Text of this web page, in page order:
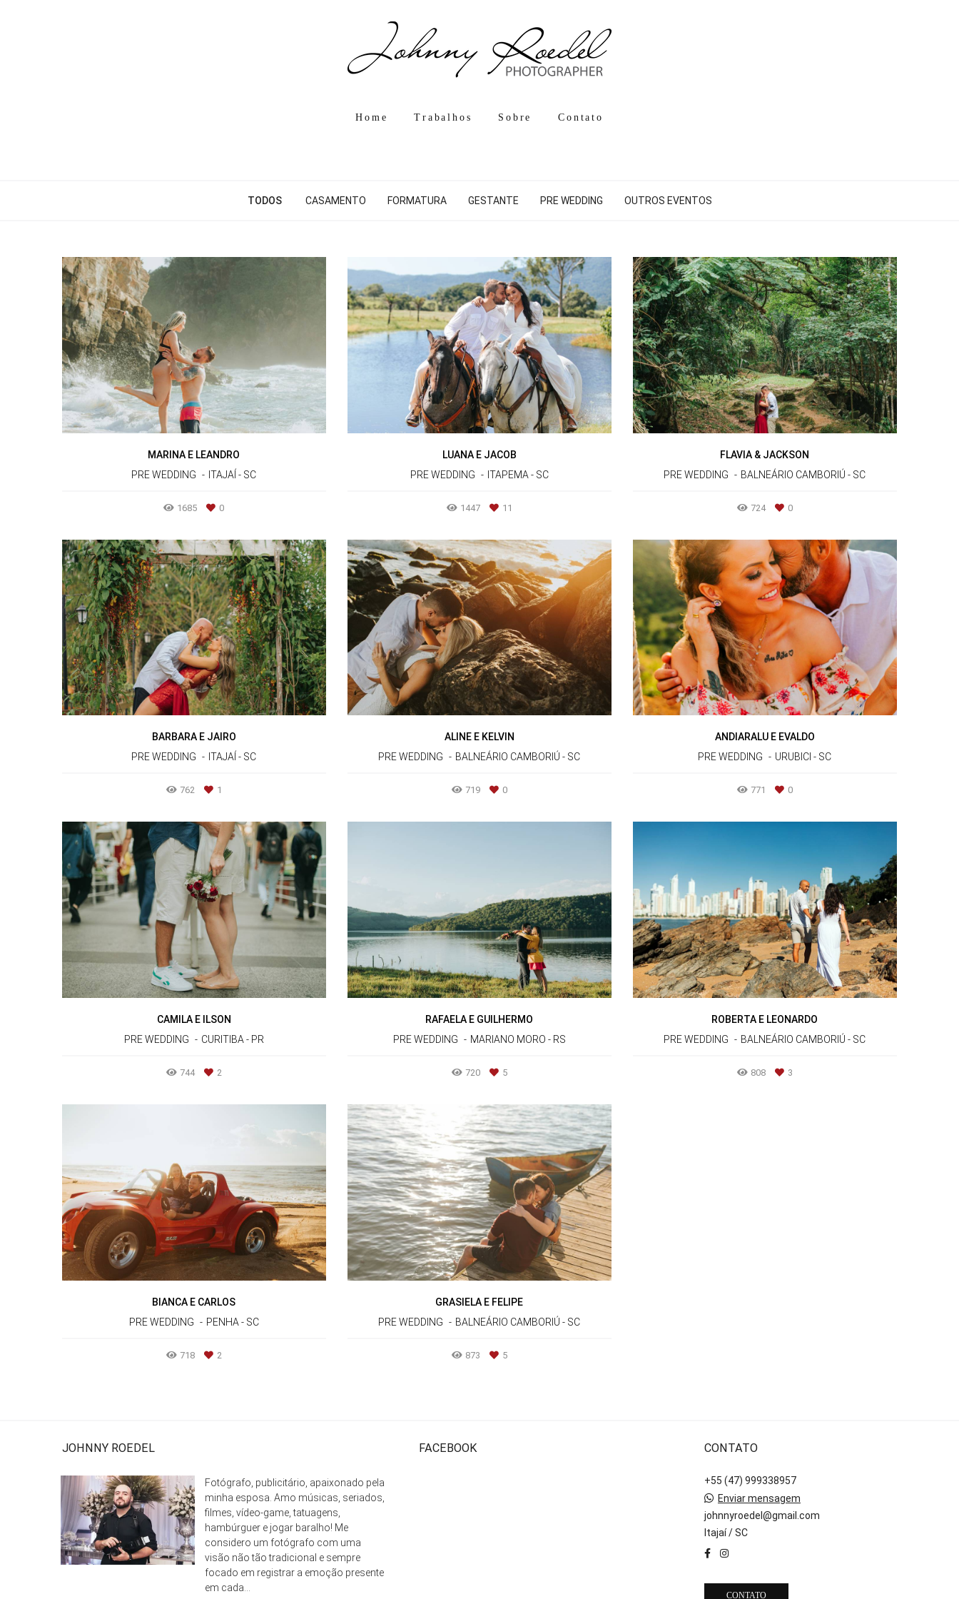
Home Trabalhos Sobre Contato
TODOS CASAMENTO FORMATURA GESTANTE PRE WEDDING OUTROS EVENTOS
MARINA E LEANDRO
PRE WEDDING
ITAJAÍ - SC
1685 0
LUANA E JACOB
PRE WEDDING
ITAPEMA - SC
1447 11
FLAVIA & JACKSON
PRE WEDDING
BALNEÁRIO CAMBORIÚ - SC
724 0
BARBARA E JAIRO
PRE WEDDING
ITAJAÍ - SC
762 1
ALINE E KELVIN
PRE WEDDING
BALNEÁRIO CAMBORIÚ - SC
719 0
ANDIARALU E EVALDO
PRE WEDDING
URUBICI - SC
771 0
CAMILA E ILSON
PRE WEDDING
CURITIBA - PR
744 2
RAFAELA E GUILHERMO
PRE WEDDING
MARIANO MORO - RS
720 5
ROBERTA E LEONARDO
PRE WEDDING
BALNEÁRIO CAMBORIÚ - SC
808 3
BIANCA E CARLOS
PRE WEDDING
PENHA - SC
718 2
GRASIELA E FELIPE
PRE WEDDING
BALNEÁRIO CAMBORIÚ - SC
873 5
JOHNNY ROEDEL
Fotógrafo, publicitário, apaixonado pela
minha esposa. Amo músicas, seriados,
filmes, vídeo-game, tatuagens,
hambúrguer e jogar baralho! Me
considero um fotógrafo com uma
visão não tão tradicional e sempre
focado em registrar a emoção presente
em cada...
FACEBOOK CONTATO
+55 (47) 999338957
Enviar mensagem
johnnyroedel@gmail.com
Itajaí / SC
CONTATO